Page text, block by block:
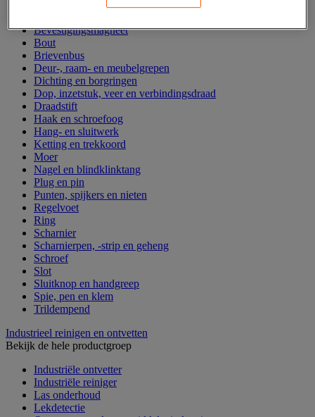
Bevestigingsmagneet
Bout
Brievenbus
Deur-, raam- en meubelgrepen
Dichting en borgringen
Dop, inzetstuk, veer en verbindingsdraad
Draadstift
Haak en schroefoog
Hang- en sluitwerk
Ketting en trekkoord
Moer
Nagel en blindklinktang
Plug en pin
Punten, spijkers en nieten
Regelvoet
Ring
Scharnier
Scharnierpen, -strip en geheng
Schroef
Slot
Sluitknop en handgreep
Spie, pen en klem
Trildempend
Industrieel reinigen en ontvetten
Bekijk de hele productgroep
Industriële ontvetter
Industriële reiniger
Las onderhoud
Lekdetectie